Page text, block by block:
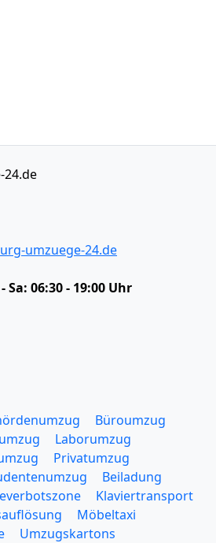
24.de
umzuege-24.de
Sa: 06:30 - 19:00 Uhr
Büroumzug
Laborumzug
Privatumzug
Beiladung
Klaviertransport
Möbeltaxi
Umzugskartons